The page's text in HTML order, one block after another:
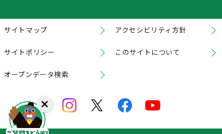
サイトマップ アクセシビリティ方針
サイトポリシー このサイトについて
オープンデータ検索